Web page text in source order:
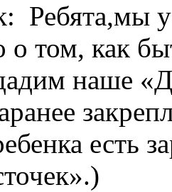
Ребята,мы
о том, как
наше
есть